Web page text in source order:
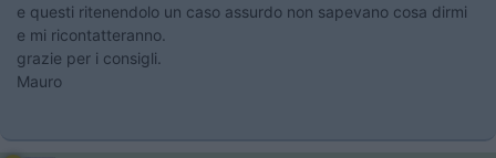
e questi ritenendolo un caso assurdo non sapevano cosa dirmi
e mi ricontatteranno.
grazie per i consigli.
Mauro